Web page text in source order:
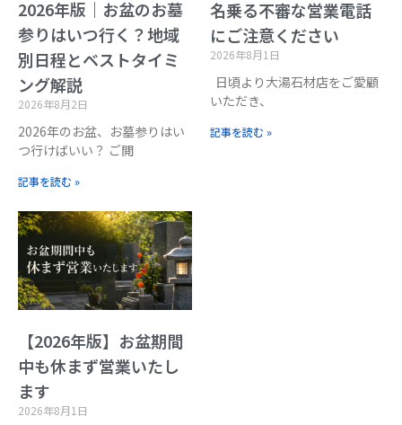
2026年版｜お盆のお墓
参りはいつ行く？地域
別日程とベストタイミ
ング解説
2026年8月2日
2026年のお盆、お墓参りはい
つ行けばいい？ ご閲
記事を読む »
名乗る不審な営業電話
にご注意ください
2026年8月1日
日頃より大湯石材店をご愛顧
いただき、
記事を読む »
【2026年版】お盆期間
中も休まず営業いたし
ます
2026年8月1日